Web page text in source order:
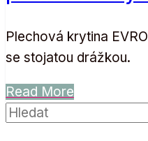
Plechová krytina
se stojatou drážkou.
Read More